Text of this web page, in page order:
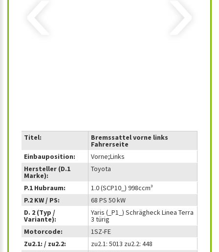
Titel: Bremssattel vorne links
Fahrerseite
Einbauposition:
Vorne;Links
Hersteller (D.1
Marke):
Toyota
P.1 Hubraum:
1.0 (SCP10_) 998ccm³
P.2 KW / PS:
68 PS 50 kW
D. 2 (Typ /
Variante):
Yaris (_P1_) Schrägheck Linea Terra
3 türig
Motorcode:
1SZ-FE
Zu2.1: / zu2.2:
zu2.1: 5013 zu2.2: 448